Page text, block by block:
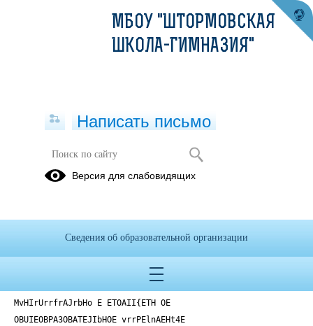
Приказ № 125 от 20.08
Опубликовано на сайте
26 августа 2025
MvHIrUrrfrAJrbHo E ETOAII{ETH OE
OBUIEOBPA3OBATEJIbHOE vrrPElnAEHt4E
МБОУ "ШТОРМОВСКАЯ
ШКОЛА-ГИМНАЗИЯ"
Написать письмо
Версия для слабовидящих
Сведения об образовательной организации